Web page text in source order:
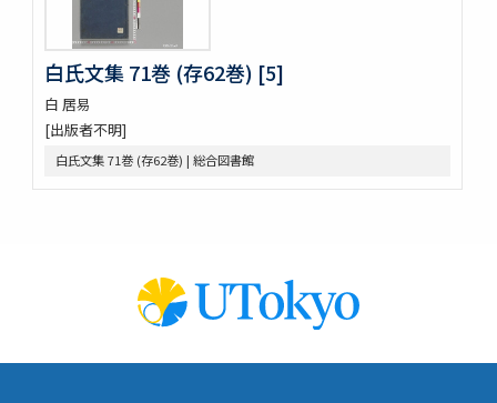
隠秘録 5巻
上月記外諸家系図
曾文定公全集 20巻首1巻末1巻
口逰
矢ひらき聞書
蟇目之口决
中車生死草白露
傳經樓經説 (存1巻)
新譯大西洋撿夫爾日本志圗解
白氏文集 71巻 (存62巻) [5]
白 居易
[出版者不明]
白氏文集 71巻 (存62巻) | 総合図書館